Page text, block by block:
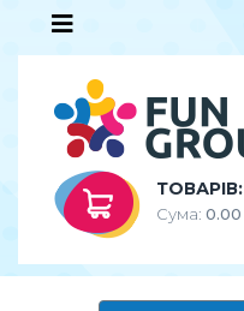
ТОВАРІВ:
Сума: 0.00